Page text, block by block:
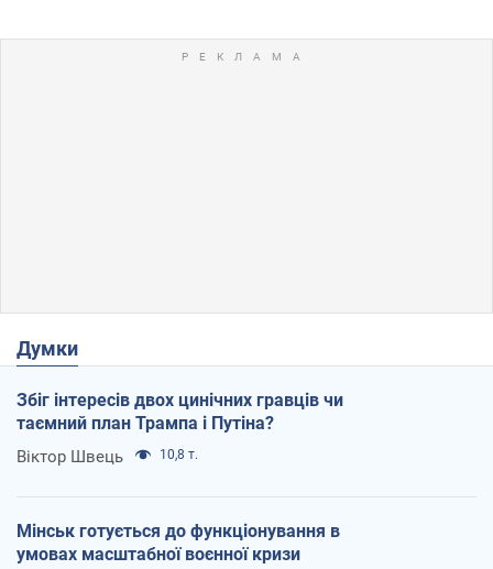
Думки
Збіг інтересів двох цинічних гравців чи
таємний план Трампа і Путіна?
Віктор Швець 10,8 т.
Мінськ готується до функціонування в
умовах масштабної воєнної кризи